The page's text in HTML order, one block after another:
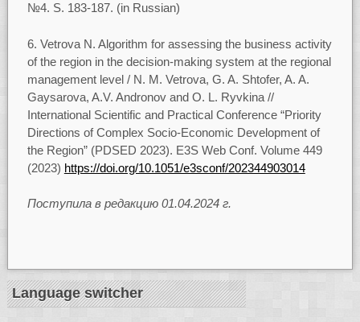
№4. S. 183-187. (in Russian)
6. Vetrova N. Algorithm for assessing the business activity
of the region in the decision-making system at the regional
management level / N. M. Vetrova, G. A. Shtofer, A. A.
Gaysarova, A.V. Andronov and O. L. Ryvkina //
International Scientific and Practical Conference “Priority
Directions of Complex Socio-Economic Development of
the Region” (PDSED 2023). E3S Web Conf. Volume 449
(2023) https://doi.org/10.1051/e3sconf/202344903014
Поступила в редакцию 01.04.2024 г.
Language switcher